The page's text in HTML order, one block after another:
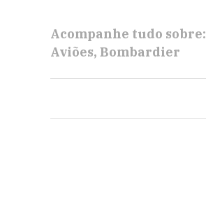
Acompanhe tudo sobre:
Aviões Bombardier